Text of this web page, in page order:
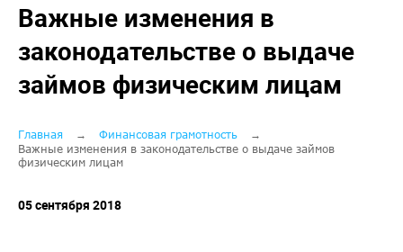
Важные изменения в
законодательстве о выдаче
займов физическим лицам
Строка
навигации
Главная
Финансовая грамотность
Важные изменения в законодательстве о выдаче займов
физическим лицам
05 сентября 2018